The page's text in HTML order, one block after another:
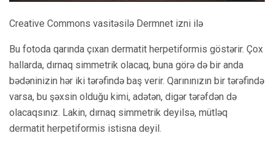
Creative Commons vasitəsilə Dermnet izni ilə
Bu fotoda qarında çıxan dermatit herpetiformis göstərir. Çox
hallarda, dırnaq simmetrik olacaq, buna görə də bir anda
bədəninizin hər iki tərəfində baş verir. Qarınınızın bir tərəfində
varsa, bu şəxsin olduğu kimi, adətən, digər tərəfdən də
olacaqsınız. Lakin, dırnaq simmetrik deyilsə, mütləq
dermatit herpetiformis istisna deyil.